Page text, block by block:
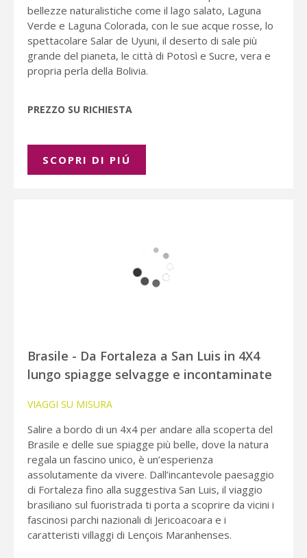
bellezze naturalistiche come il lago salato, Laguna
Verde e Laguna Colorada, con le sue acque rosse, lo
spettacolare Salar de Uyuni, il deserto di sale più
grande del pianeta, le città di Potosì e Sucre, vera e
propria perla della Bolivia.
PREZZO SU RICHIESTA
SCOPRI DI PIÚ
Brasile - Da Fortaleza a San Luis in 4X4
lungo spiagge selvagge e incontaminate
VIAGGI SU MISURA
Salire a bordo di un 4x4 per andare alla scoperta del
Brasile e delle sue spiagge più belle, dove la natura
regala un fascino unico, è un’esperienza
assolutamente da vivere. Dall’incantevole paesaggio
di Fortaleza fino alla suggestiva San Luis, il viaggio
brasiliano sul fuoristrada ti porta a scoprire da vicini i
fascinosi parchi nazionali di Jericoacoara e i
caratteristi villaggi di Lençois Maranhenses.